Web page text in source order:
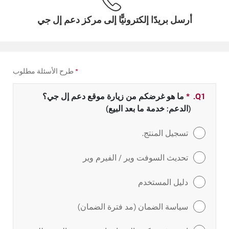
أرسل بريدًا إلكترونيًّا إلى مركز دعم إل جي
* طرح الأسئلة مطلوب
Q1.
* حقل مطلوب
ما هو غرضكم من زيارة موقع دعم إل جي؟
(الدعم: خدمة ما بعد البيع)
تسجيل المنتج.
تحديث السوفت وير / الفيرم وير
دليل المستخدم
سياسة الضمان (مد فترة الضمان)